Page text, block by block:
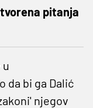
pitanja
u
da bi ga Dalić
njegov